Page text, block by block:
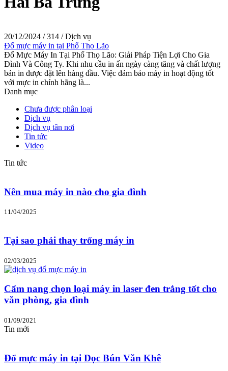
20/12/2024 /314 /Dịch vụ
Đổ mực máy in tại Phố Thọ Lão
Đổ Mực Máy In Tại Phố Thọ Lão: Giải Pháp Tiện Lợi Cho Gia
Đình Và Công Ty. Khi nhu cầu in ấn ngày càng tăng và chất lượng
bản in được đặt lên hàng đầu. Việc đảm bảo máy in hoạt động tốt
với mực in chính hãng là...
Danh mục
Chưa được phân loại
Dịch vụ
Dịch vụ tân nơi
Tin tức
Video
Tin tức
Nên mua máy in nào cho gia đình
11/04/2025
Tại sao phải thay trống máy in
02/03/2025
Cẩm nang chọn loại máy in laser đen trắng tốt cho
văn phòng, gia đình
01/09/2021
Tin mới
Đổ mực máy in tại Dọc Bún Văn Khê